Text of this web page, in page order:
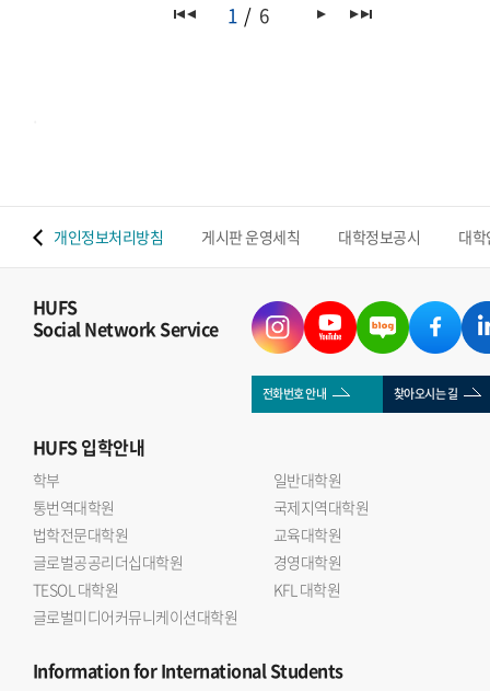
1 6
개인정보처리방침 게시판 운영세칙 대학정보공시 대
HUFS
Social Network Service
전화번호 안내 찾아오시는 길
HUFS입학안내
학부
일반대학원
통번역대학원
국제지역대학원
법학전문대학원
교육대학원
글로벌공공리더십대학원
경영대학원
TESOL 대학원
KFL 대학원
글로벌미디어커뮤니케이션대학원
Informationfor International Students